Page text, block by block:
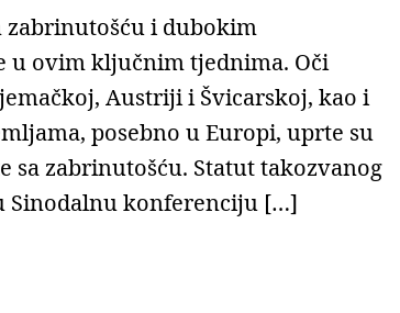
zabrinutošću i dubokim
u ovim ključnim tjednima. Oči
Austriji i Švicarskoj, kao i
posebno u Europi, uprte su
sa zabrinutošću. Statut takozvanog
Sinodalnu konferenciju […]